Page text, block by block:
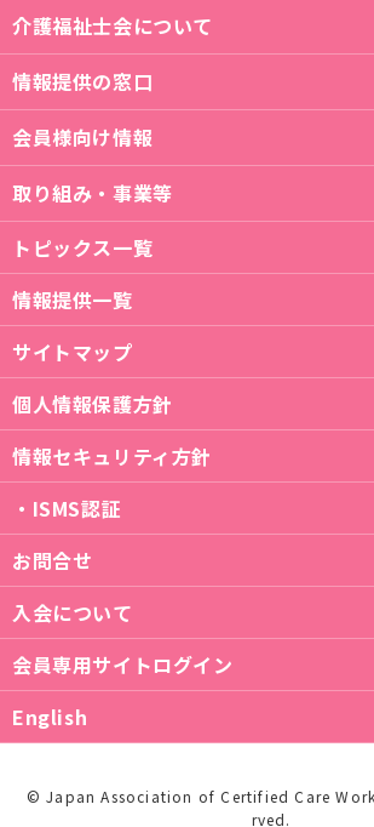
介護福祉士会について
情報提供の窓口
会員様向け情報
取り組み・事業等
トピックス一覧
情報提供一覧
サイトマップ
個人情報保護方針
情報セキュリティ方針
・ISMS認証
お問合せ
入会について
会員専用サイトログイン
English
© Japan Association of Certified Care
rved.